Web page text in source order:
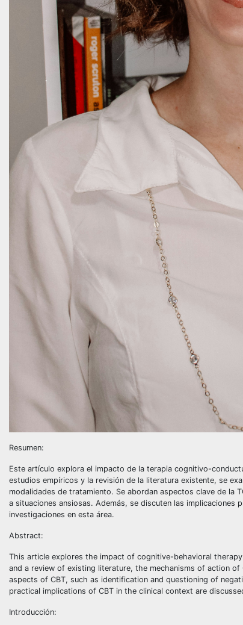
Resumen:
Este artículo explora el impacto de la terapia cognitivo-
estudios empíricos y la revisión de la literatura existente, se
modalidades de tratamiento. Se abordan aspectos clave de la
a situaciones ansiosas. Además, se discuten las
investigaciones en esta área.
Abstract:
This article explores the impact of cognitive-behavioral
and a review of existing literature, the mechanisms of action
aspects of CBT, such as identification and questioning of
practical implications of CBT in the clinical context are
Introducción: